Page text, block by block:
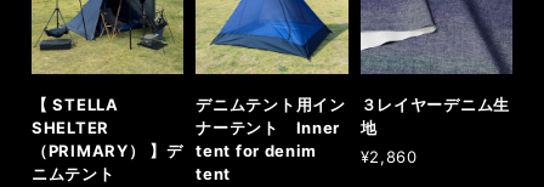
【 STELLA
SHELTER
（PRIMARY） 】デ
ニムテント
デニムテント用イン
ナーテント Inner
tent for denim
tent
３レイヤーデニム生
地
¥2,860